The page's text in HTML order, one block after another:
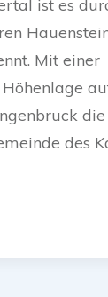
ist es
Mit einer
die
des